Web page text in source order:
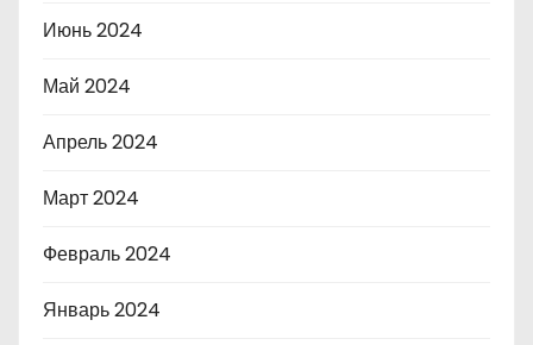
Июнь 2024
Май 2024
Апрель 2024
Март 2024
Февраль 2024
Январь 2024